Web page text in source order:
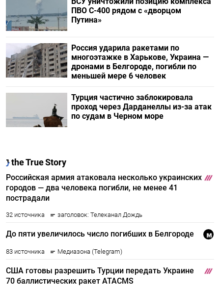
ПВО С-400 рядом с «дворцом
Путина»
Россия ударила ракетами по
многоэтажке в Харькове, Украина —
дронами в Белгороде, погибли по
меньшей мере 6 человек
Турция частично заблокировала
проход через Дарданеллы из-за атак
по судам в Черном море